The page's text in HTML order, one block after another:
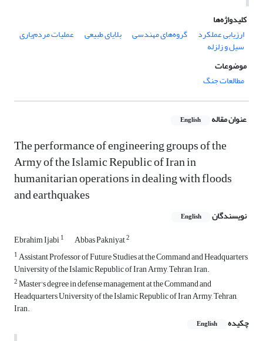
کلیدواژه‌ها
ارزیابی عملکرد
گروه‌های مهندسی بلایای طبیعی عملیات مردم‌یاری
سیل و زلزله
موضوعات
مطالعات جنگ
عنوان مقاله English
The performance of engineering groups of the
Army of the Islamic Republic of Iran in
humanitarian operations in dealing with floods
and earthquakes
نویسندگان English
Ebrahim Ijabi1 Abbas Pakniyat2
1Assistant Professor of Future Studies at the Command and Headquarters
University of the Islamic Republic of Iran Army, Tehran, Iran.
2Master's degree in defense management at the Command and
Headquarters University of the Islamic Republic of Iran Army, Tehran,
Iran.
چکیده
English